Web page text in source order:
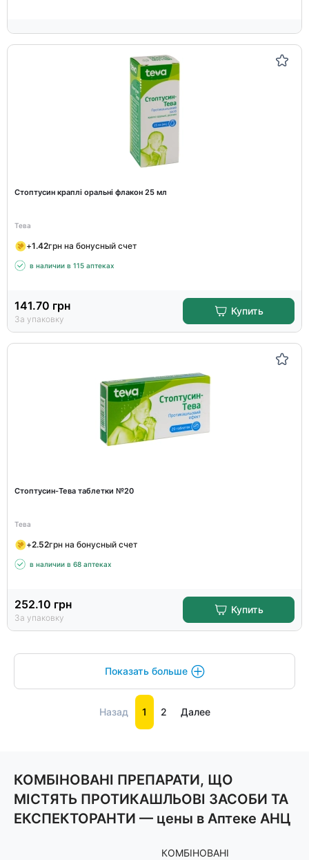
Стоптусин краплі оральні флакон 25 мл
Тева
+1.42грн на бонусный счет
в наличии в 115 аптеках
141.70 грн
За упаковку
Купить
Стоптусин-Тева таблетки №20
Тева
+2.52грн на бонусный счет
в наличии в 68 аптеках
252.10 грн
За упаковку
Купить
Показать больше
Назад 1 2 Далее
КОМБІНОВАНІ ПРЕПАРАТИ, ЩО
МІСТЯТЬ ПРОТИКАШЛЬОВІ ЗАСОБИ ТА
ЕКСПЕКТОРАНТИ — цены в Аптеке АНЦ
КОМБІНОВАНІ